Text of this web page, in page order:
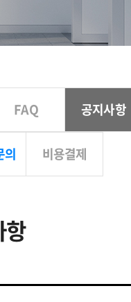
FAQ 공지사항
의 비용결제